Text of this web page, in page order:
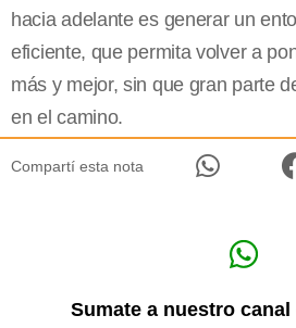
hacia adelante es generar un
eficiente, que permita volver a
más y mejor, sin que gran parte
en el camino.
Compartí esta nota
Sumate a nuestro canal